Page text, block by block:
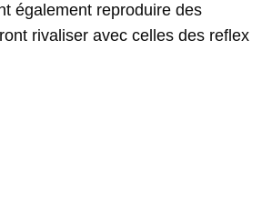
également reproduire des
rivaliser avec celles des reflex